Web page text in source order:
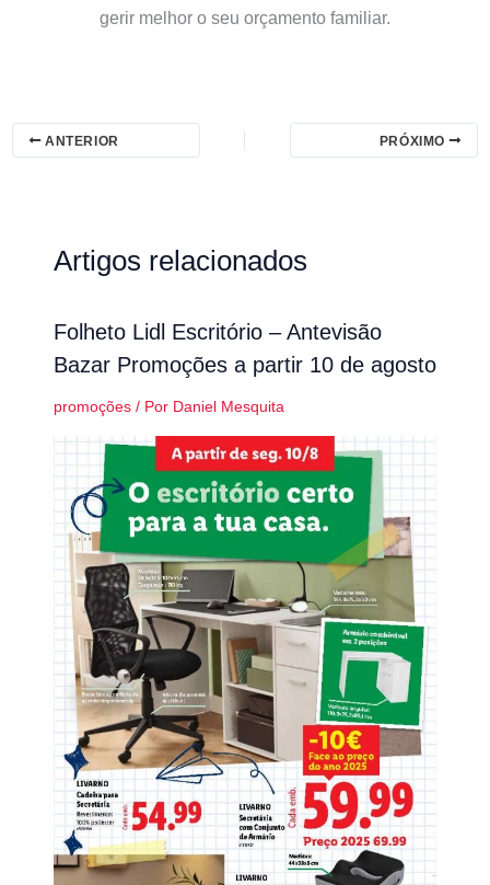
gerir melhor o seu orçamento familiar.
ANTERIOR PRÓXIMO
Artigos relacionados
Folheto Lidl Escritório – Antevisão
Bazar Promoções a partir 10 de agosto
promoções/ Por Daniel Mesquita